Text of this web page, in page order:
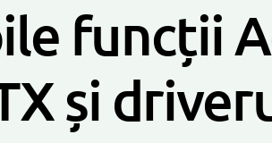
funcții
și